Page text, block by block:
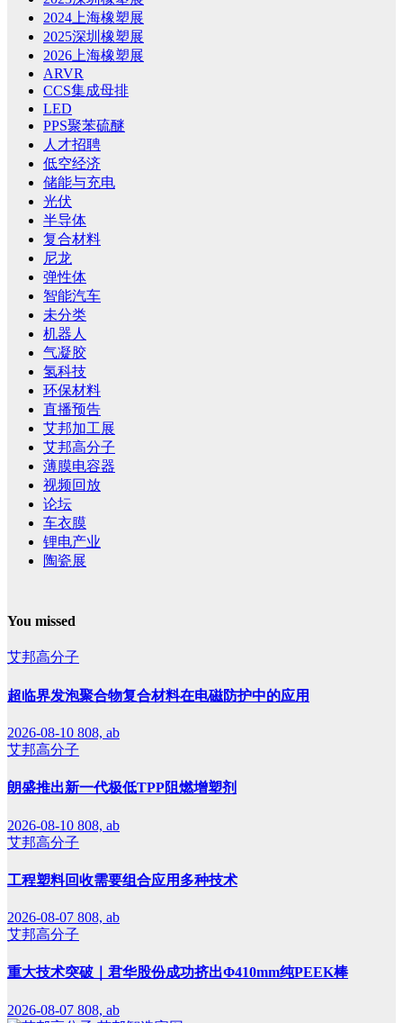
2024上海橡塑展
2025深圳橡塑展
2026上海橡塑展
ARVR
CCS集成母排
LED
PPS聚苯硫醚
人才招聘
低空经济
储能与充电
光伏
半导体
复合材料
尼龙
弹性体
智能汽车
未分类
机器人
气凝胶
氢科技
环保材料
直播预告
艾邦加工展
艾邦高分子
薄膜电容器
视频回放
论坛
车衣膜
锂电产业
陶瓷展
You missed
艾邦高分子
超临界发泡聚合物复合材料在电磁防护中的应用
2026-08-10 808, ab
艾邦高分子
朗盛推出新一代极低TPP阻燃增塑剂
2026-08-10 808, ab
艾邦高分子
工程塑料回收需要组合应用多种技术
2026-08-07 808, ab
艾邦高分子
重大技术突破｜君华股份成功挤出Φ410mm纯PEEK棒
2026-08-07 808, ab